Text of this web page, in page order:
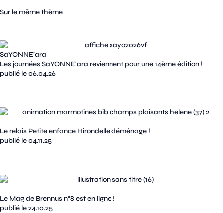
Sur le même thème
SaYONNE’ara
Les journées SaYONNE'ara reviennent pour une 14ème édition !
publié le 06.04.26
Le relais Petite enfance Hirondelle déménage !
publié le 04.11.25
Le Mag de Brennus n°8 est en ligne !
publié le 24.10.25